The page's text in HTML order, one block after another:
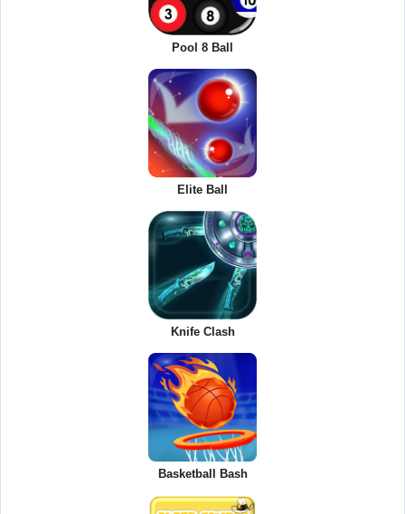
Pool 8 Ball
Elite Ball
Knife Clash
Basketball Bash